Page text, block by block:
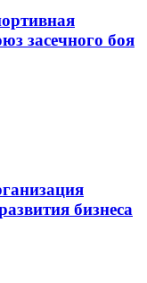
засечного боя
бизнеса